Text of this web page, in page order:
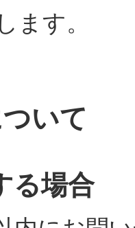
ます。
いて
る場合